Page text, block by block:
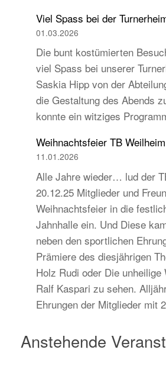
2026
–
Beständig
und
traditionell,
aber
auch
jugend-
und
Viel Spass bei der
01.03.2026
Die bunt kostümierten
viel Spass bei unserer
Saskia Hipp von der
die Gestaltung des Abends
konnte ein witziges
Weihnachtsfeier TB
11.01.2026
Alle Jahre wieder… lud der
20.12.25 Mitglieder und
Weihnachtsfeier in die
Jahnhalle ein. Und Diese
neben den sportlichen
Prämiere des diesjährigen
Holz Rudi oder Die unheilige
Ralf Kaspari zu sehen.
Ehrungen der Mitglieder mit
Anstehende